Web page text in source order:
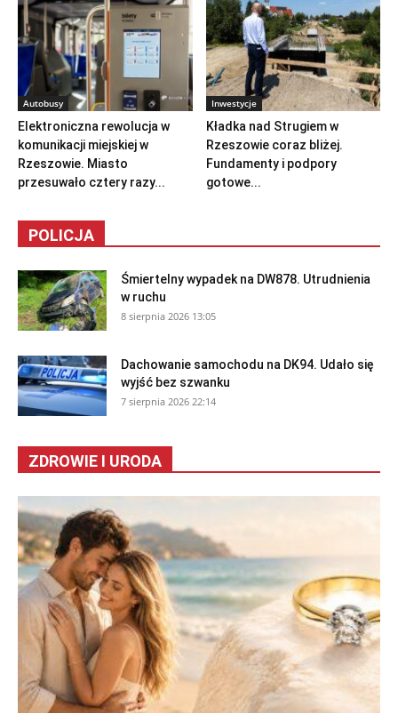
Autobusy
Elektroniczna rewolucja w
komunikacji miejskiej w
Rzeszowie. Miasto
przesuwało cztery razy...
Inwestycje
Kładka nad Strugiem w
Rzeszowie coraz bliżej.
Fundamenty i podpory
gotowe...
POLICJA
Śmiertelny wypadek na DW878. Utrudnienia
w ruchu
8 sierpnia 2026 13:05
Dachowanie samochodu na DK94. Udało się
wyjść bez szwanku
7 sierpnia 2026 22:14
ZDROWIE I URODA